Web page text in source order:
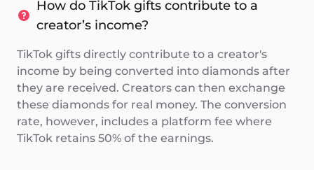
How do TikTok gifts contribute to a
creator’s income?
TikTok gifts directly contribute to a creator's
income by being converted into diamonds after
they are received. Creators can then exchange
these diamonds for real money. The conversion
rate, however, includes a platform fee where
TikTok retains 50% of the earnings.